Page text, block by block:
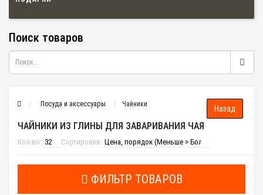
Поиск товаров
Посуда и аксессуары Чайники
ЧАЙНИКИ ИЗ ГЛИНЫ ДЛЯ ЗАВАРИВАНИЯ ЧАЯ
Кол-во: Сортировка:
ФИЛЬТР ТОВАРОВ